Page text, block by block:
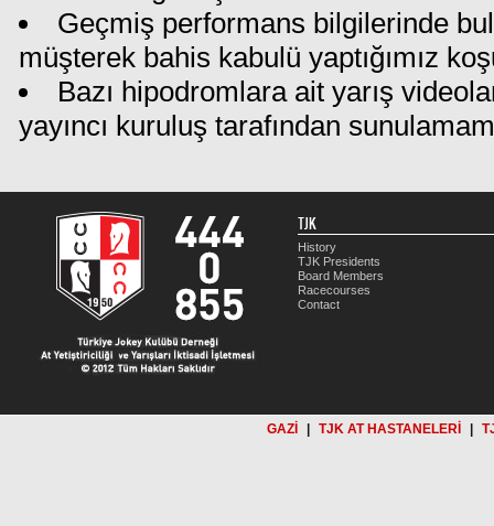
Geçmiş performans bilgilerinde
müşterek bahis kabulü yaptığımız
Bazı hipodromlara ait yarış
yayıncı kuruluş tarafından
TJK
History
TJK Presidents
Board Members
Racecourses
Contact
GAZİ TJK AT HASTANELERİ